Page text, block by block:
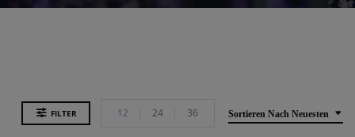
FILTER Sortieren Nach Neuesten
12 24 36